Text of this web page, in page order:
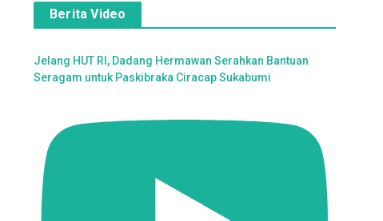
Berita Video
Jelang HUT RI, Dadang Hermawan Serahkan Bantuan
Seragam untuk Paskibraka Ciracap Sukabumi